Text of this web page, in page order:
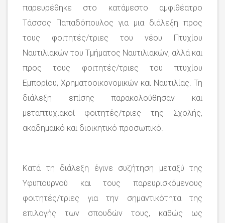
παρευρέθηκε στο κατάμεστο αμφιθέατρο
Τάσσος Παπαδόπουλος για μια διάλεξη προς
τους φοιτητές/τριες του νέου Πτυχίου
Ναυτιλιακών του Τμήματος Ναυτιλιακών, αλλά και
προς τους φοιτητές/τριες του πτυχίου
Εμπορίου, Χρηματοοικονομικών και Ναυτιλίας. Τη
διάλεξη επίσης παρακολούθησαν και
μεταπτυχιακοί φοιτητές/τριες της Σχολής,
ακαδημαϊκό και διοικητικό προσωπικό.
Κατά τη διάλεξη έγινε συζήτηση μεταξύ της
Υφυπουργού και τους παρευρισκόμενους
φοιτητές/τριες για την σημαντικότητα της
επιλογής των σπουδών τους, καθώς ως